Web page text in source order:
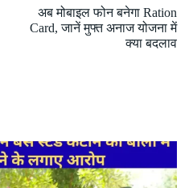
अब मोबाइल फोन बनेगा Ration
Card, जानें मुफ्त अनाज योजना में
क्या बदलाव